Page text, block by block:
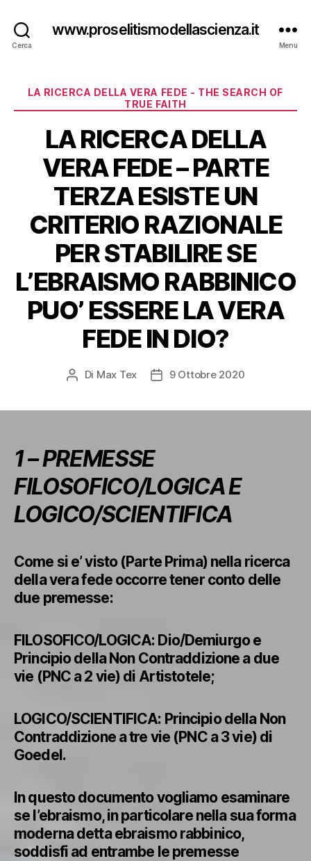
Cerca
www.proselitismodellascienza.it
Menu
Categorie
LA RICERCA DELLA VERA FEDE - THE SEARCH OF
TRUE FAITH
LA RICERCA DELLA
VERA FEDE – PARTE
TERZA ESISTE UN
CRITERIO RAZIONALE
PER STABILIRE SE
L’EBRAISMO RABBINICO
PUO’ ESSERE LA VERA
FEDE IN DIO?
Autore
Di Max Tex
Data9 Ottobre 2020
1 – PREMESSE
FILOSOFICO/LOGICA E
LOGICO/SCIENTIFICA
Come si e’ visto (Parte Prima) nella ricerca
della vera fede occorre tener conto delle
due premesse:
FILOSOFICO/LOGICA: Dio/Demiurgo e
Principio della Non Contraddizione a due
vie (PNC a 2 vie) di Artistotele;
LOGICO/SCIENTIFICA: Principio della Non
Contraddizione a tre vie (PNC a 3 vie) di
Goedel.
In questo documento vogliamo esaminare
se l’ebraismo, in particolare nella sua forma
moderna detta ebraismo rabbinico,
soddisfi ad entrambe le premesse